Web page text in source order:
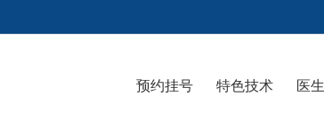
预约挂号 特色技术 医